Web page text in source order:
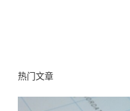
热门文章